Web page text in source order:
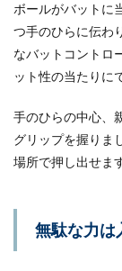
ボールがバットに
つ手のひらに伝わ
なバットコントロ
ット性の当たりに
手のひらの中心、
グリップを握りま
場所で押し出せま
無駄な力は